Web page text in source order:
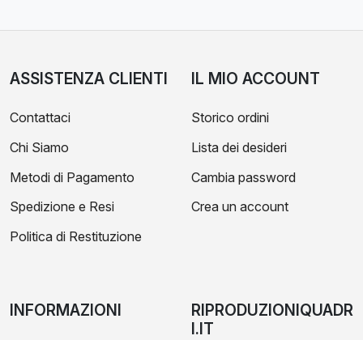
ASSISTENZA CLIENTI
Contattaci
Chi Siamo
Metodi di Pagamento
Spedizione e Resi
Politica di Restituzione
IL MIO ACCOUNT
Storico ordini
Lista dei desideri
Cambia password
Crea un account
INFORMAZIONI
RIPRODUZIONIQUADR
I.IT